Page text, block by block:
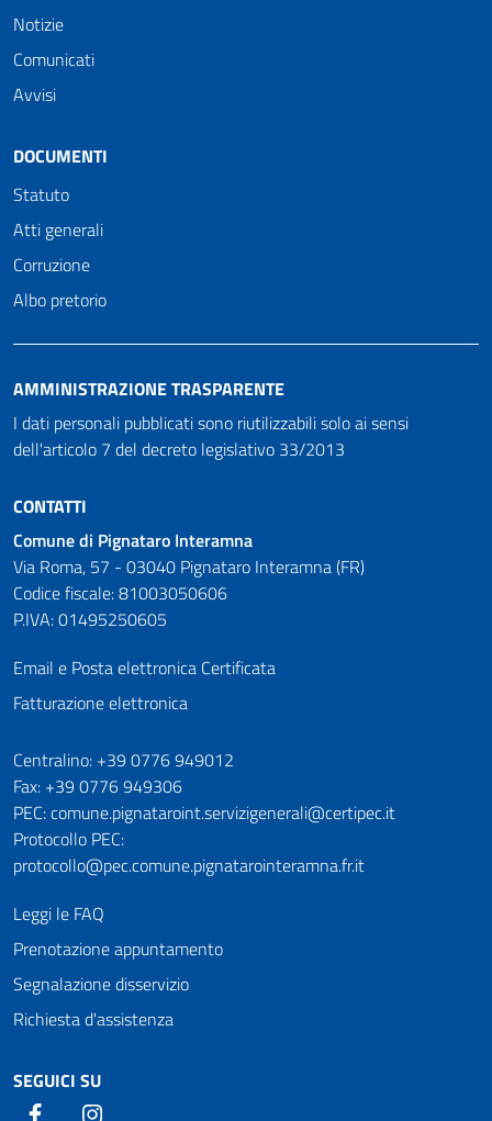
Notizie
Comunicati
Avvisi
DOCUMENTI
Statuto
Atti generali
Corruzione
Albo pretorio
AMMINISTRAZIONE TRASPARENTE
I dati personali pubblicati sono riutilizzabili solo ai sensi
dell'articolo 7 del decreto legislativo 33/2013
CONTATTI
Comune di Pignataro Interamna
Via Roma, 57 - 03040 Pignataro Interamna (FR)
Codice fiscale: 81003050606
P.IVA: 01495250605
Email e Posta elettronica Certificata
Fatturazione elettronica
Numeri utili
Centralino: +39 0776 949012
Fax: +39 0776 949306
PEC: comune.pignataroint.servizigenerali@certipec.it
Protocollo PEC:
protocollo@pec.comune.pignatarointeramna.fr.it
Leggi le FAQ
Prenotazione appuntamento
Segnalazione disservizio
Richiesta d'assistenza
SEGUICI SU
Facebook